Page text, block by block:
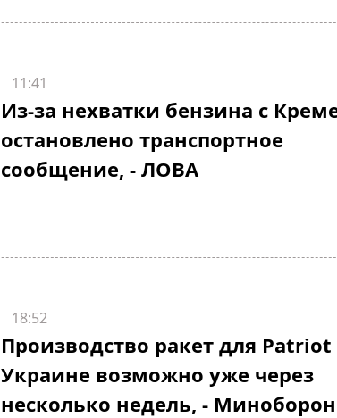
11:41
Из-за нехватки бензина с
остановлено транспортное
сообщение, - ЛОВА
18:52
Производство ракет для Patriot
Украине возможно уже через
несколько недель, -